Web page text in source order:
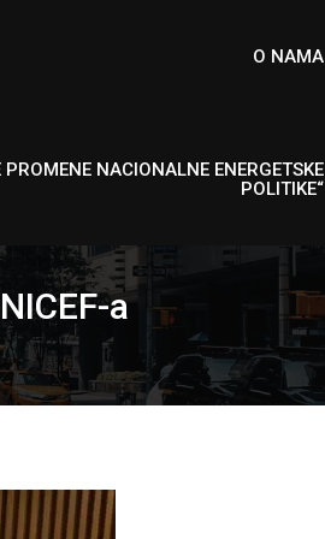
O NAMA
NACIONALNE ENERGETSKE
POLITIKE“
a